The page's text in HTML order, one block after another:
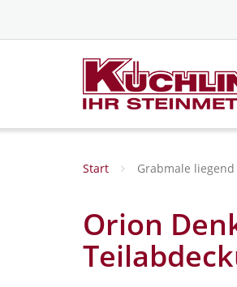
content
Start Grabmale liegend
Orion